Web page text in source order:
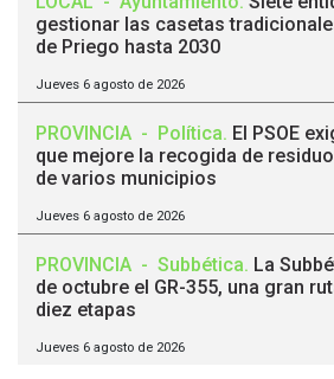
gestionar las casetas
de Priego hasta 2030
Jueves 6 agosto de 2026
PROVINCIA - Política. El PSOE
que mejore la recogida de
de varios municipios
Jueves 6 agosto de 2026
PROVINCIA - Subbética. La
de octubre el GR-355, una gran
diez etapas
Jueves 6 agosto de 2026